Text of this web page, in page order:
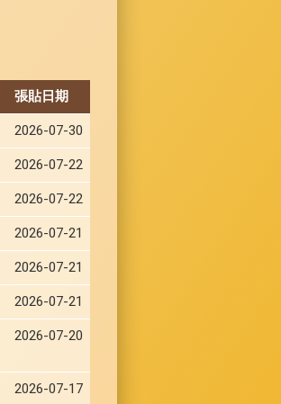
張貼日期
2026-07-30
2026-07-22
2026-07-22
2026-07-21
2026-07-21
2026-07-21
2026-07-20
2026-07-17